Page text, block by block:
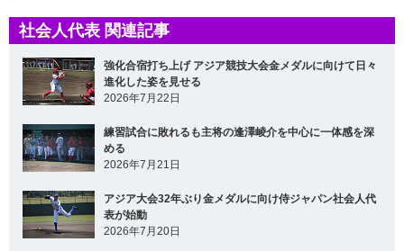
社会人代表 関連記事
強化合宿打ち上げ アジア競技大会金メダルに向けて日々
進化した姿を見せる
2026年7月22日
練習試合に敗れるも主将の逢澤崚介を中心に一体感を深
める
2026年7月21日
アジア大会32年ぶり金メダルに向け侍ジャパン社会人代
表が始動
2026年7月20日